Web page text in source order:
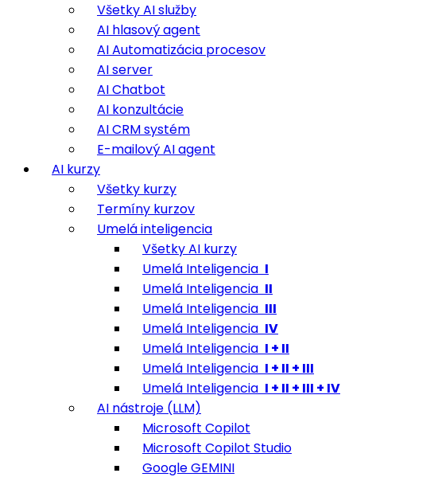
Všetky AI služby
AI hlasový agent
AI Automatizácia procesov
AI server
AI Chatbot
AI konzultácie
AI CRM systém
E-mailový AI agent
AI kurzy
Všetky kurzy
Termíny kurzov
Umelá inteligencia
Všetky AI kurzy
Umelá Inteligencia I
Umelá Inteligencia II
Umelá Inteligencia III
Umelá Inteligencia IV
Umelá Inteligencia I + II
Umelá Inteligencia I + II + III
Umelá Inteligencia I + II + III + IV
AI nástroje (LLM)
Microsoft Copilot
Microsoft Copilot Studio
Google GEMINI